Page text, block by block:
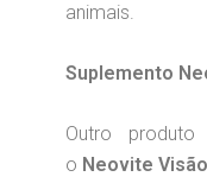
animais.
Suplemento
Outro
o Neovite Visão